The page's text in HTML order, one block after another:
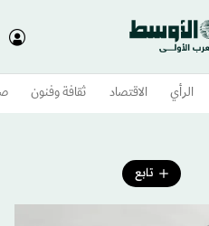
الرأي الاقتصاد ثقافة وفنون
تابع